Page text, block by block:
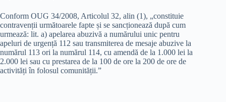
Conform OUG 34/2008, Articolul 32, alin (1), „constituie
contravenții următoarele fapte și se sancționează după cum
urmează: lit. a) apelarea abuzivă a numărului unic pentru
apeluri de urgență 112 sau transmiterea de mesaje abuzive la
numărul 113 ori la numărul 114, cu amendă de la 1.000 lei la
2.000 lei sau cu prestarea de la 100 de ore la 200 de ore de
activități în folosul comunității.”